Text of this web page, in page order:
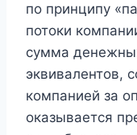
по принципу
потоки
сумма
эквивалентов,
компанией за
оказывается